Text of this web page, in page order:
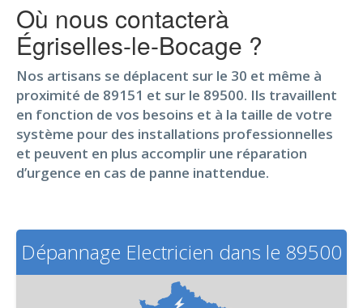
Où nous contacterà
Égriselles-le-Bocage ?
Nos artisans se déplacent sur le 30 et même à
proximité de 89151 et sur le 89500. Ils travaillent
en fonction de vos besoins et à la taille de votre
système pour des installations professionnelles
et peuvent en plus accomplir une réparation
d’urgence en cas de panne inattendue.
Dépannage Electricien dans le 89500